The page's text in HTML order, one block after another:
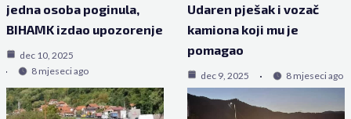
jedna osoba poginula,
BIHAMK izdao upozorenje
dec 10, 2025
8 mjeseci ago
Udaren pješak i vozač
kamiona koji mu je
pomagao
dec 9, 2025 8 mjeseci ago